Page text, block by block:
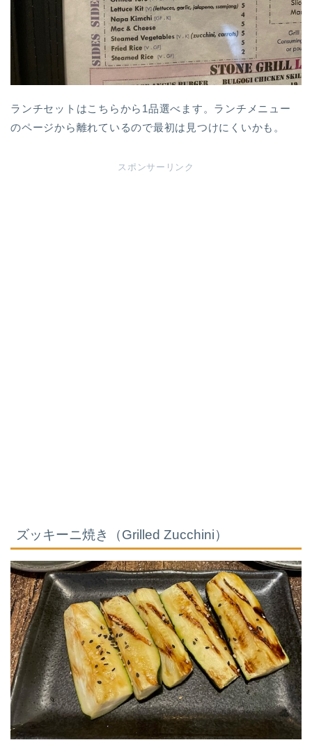
ランチセットはこちらから1品選べます。ランチメニュー
のページから離れているので最初は見つけにくいかも。
スポンサーリンク
ズッキーニ焼き（Grilled Zucchini）